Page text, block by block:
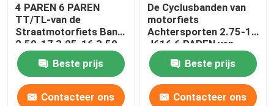
4 PAREN 6 PAREN
TT/TL-van de
Straatmotorfiets Band
2.50-17 3.25-16 3.50-
16 J607
Beste prijs
Contacteer ons
De Cyclusbanden van
motorfiets
Achtersporten 2.75-17
J616 6 PAREN van
TT/TL 47P de
Rand1.85*17Beste prijs
Contacteer ons